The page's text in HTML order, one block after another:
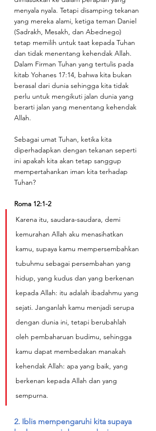
menyala nyala. Tetapi disamping tekanan
yang mereka alami, ketiga teman Daniel
(Sadrakh, Mesakh, dan Abednego)
tetap memilih untuk taat kepada Tuhan
dan tidak menentang kehendak Allah.
Dalam Firman Tuhan yang tertulis pada
kitab Yohanes 17:14, bahwa kita bukan
berasal dari dunia sehingga kita tidak
perlu untuk mengikuti jalan dunia yang
berarti jalan yang menentang kehendak
Allah.
Sebagai umat Tuhan, ketika kita
diperhadapkan dengan tekanan seperti
ini apakah kita akan tetap sanggup
mempertahankan iman kita terhadap
Tuhan?
Roma 12:1-2
Karena itu, saudara-saudara, demi
kemurahan Allah aku menasihatkan
kamu, supaya kamu mempersembahkan
tubuhmu sebagai persembahan yang
hidup, yang kudus dan yang berkenan
kepada Allah: itu adalah ibadahmu yang
sejati. Janganlah kamu menjadi serupa
dengan dunia ini, tetapi berubahlah
oleh pembaharuan budimu, sehingga
kamu dapat membedakan manakah
kehendak Allah: apa yang baik, yang
berkenan kepada Allah dan yang
sempurna.
2. Iblis mempengaruhi kita supaya